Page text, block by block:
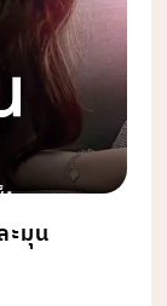
ะมุน